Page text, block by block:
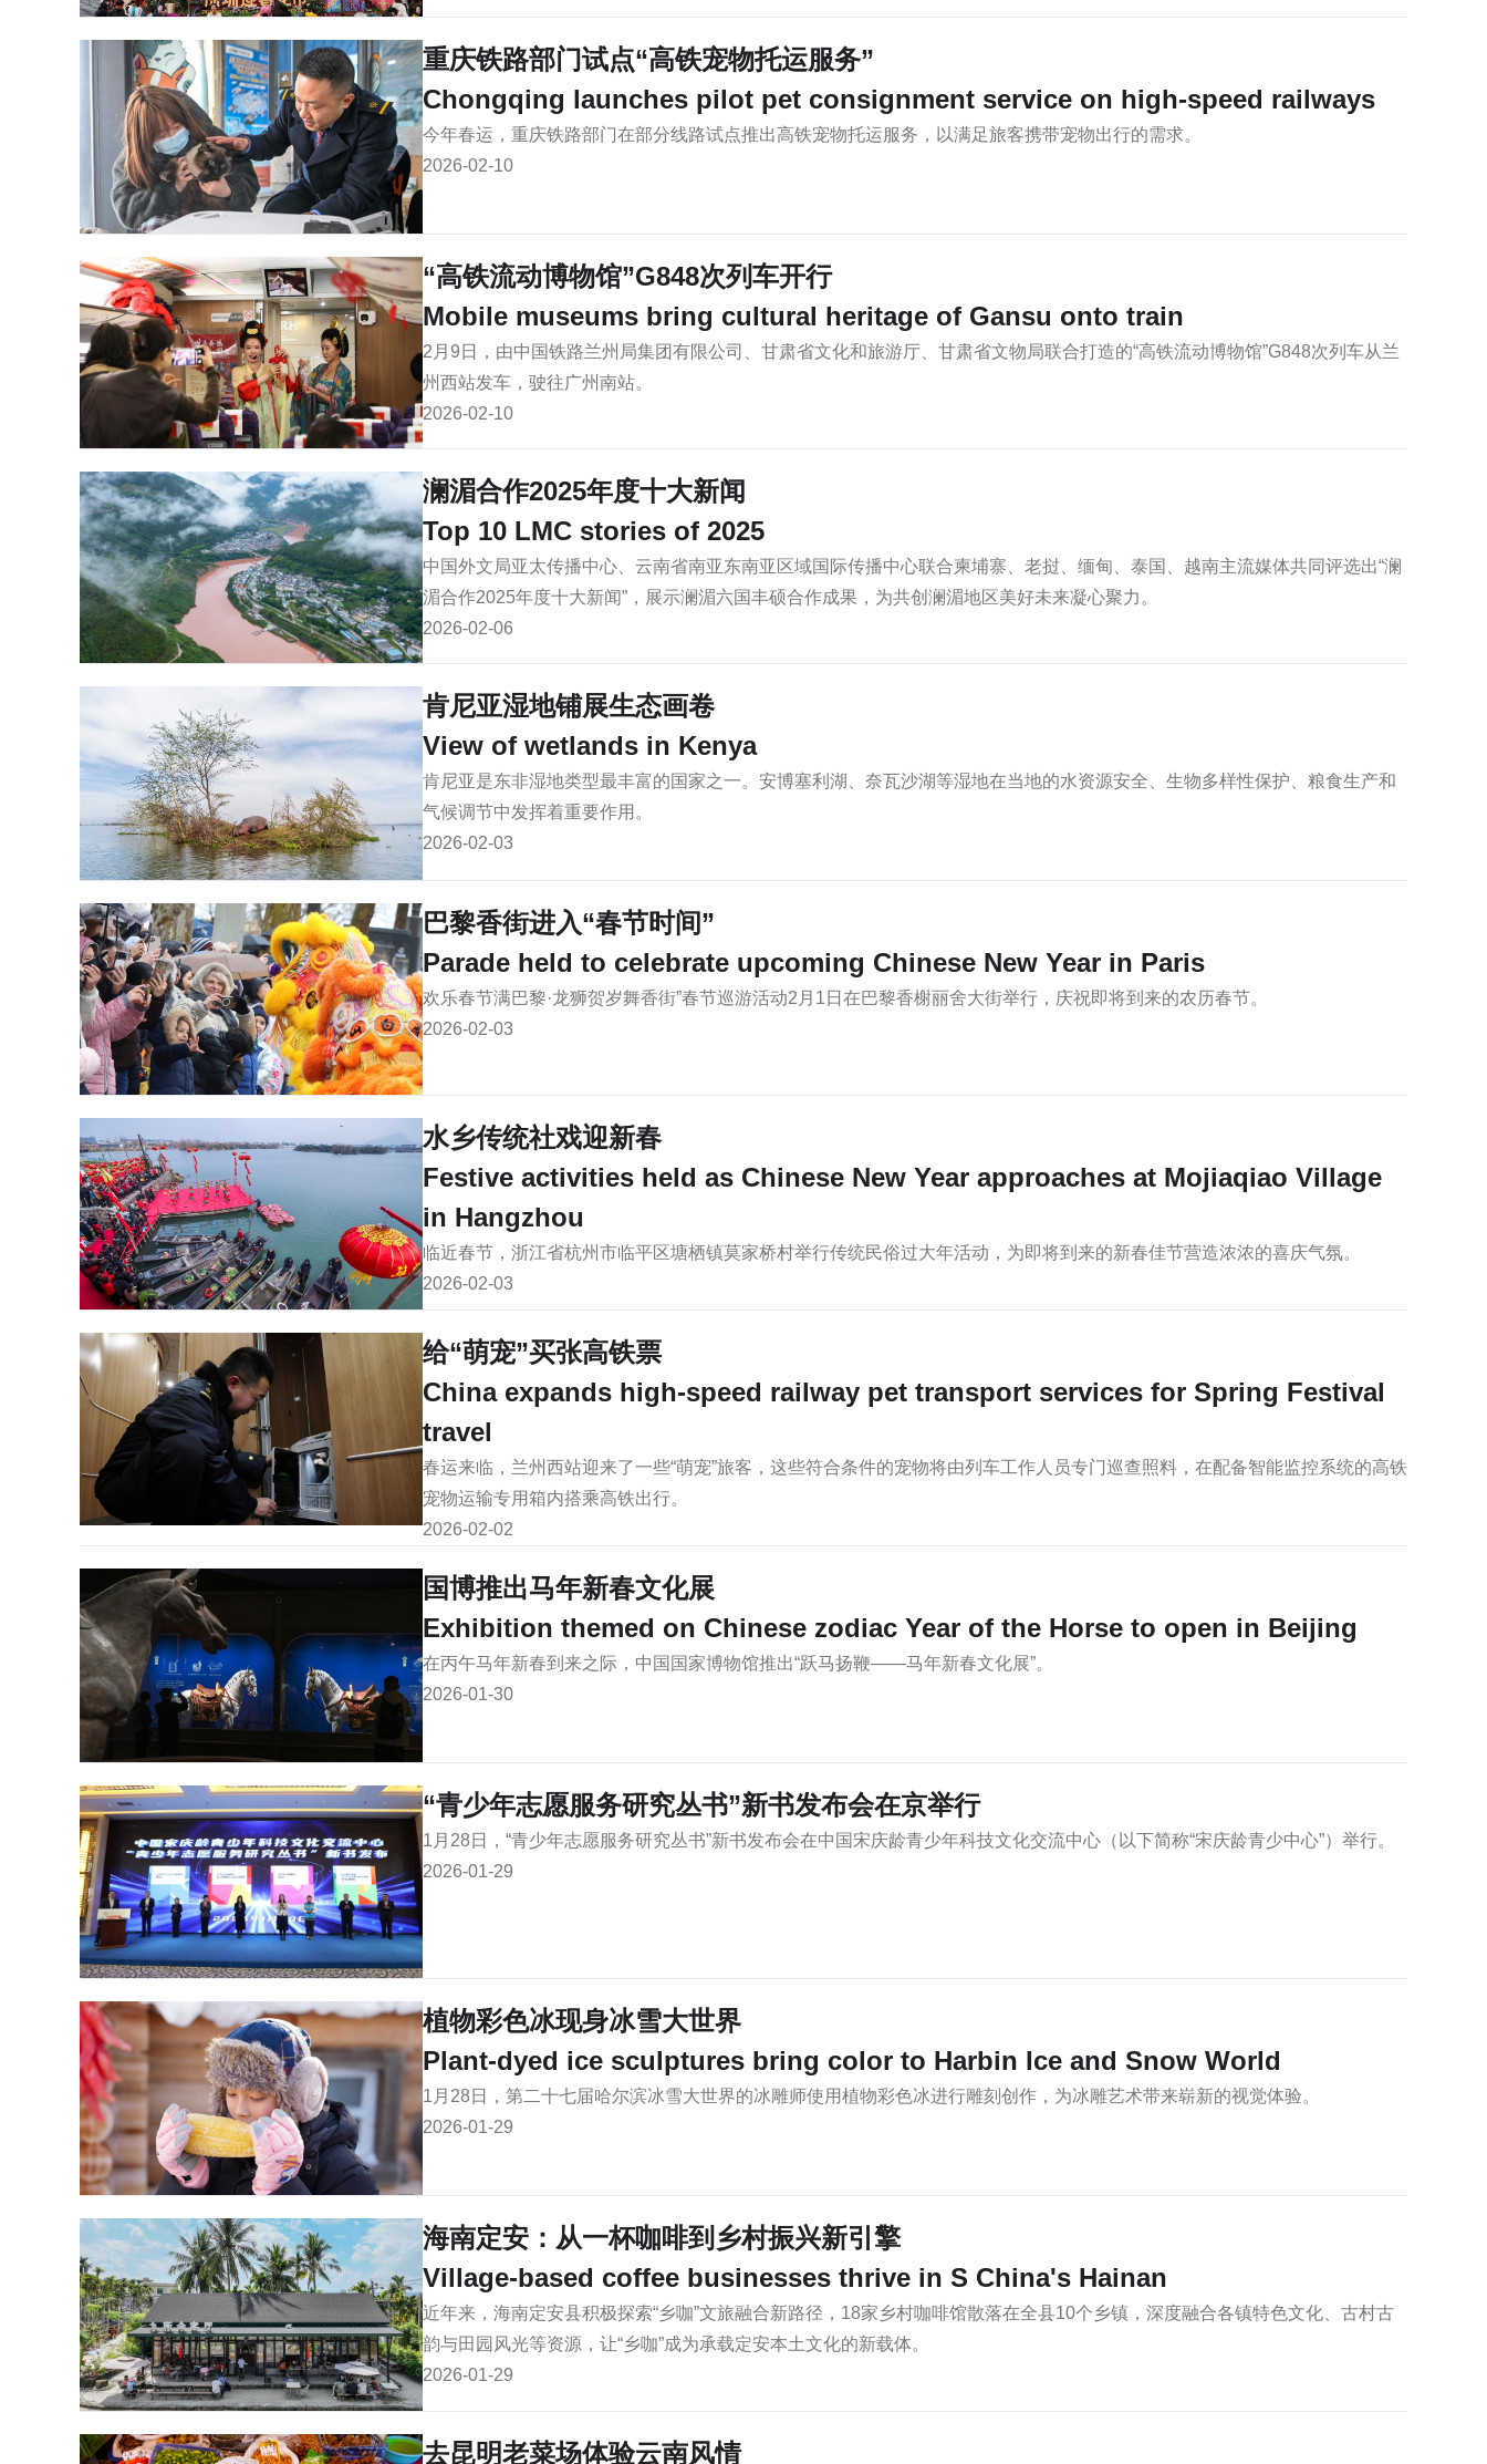
重庆铁路部门试点“高铁宠物托运服务”
Chongqing launches pilot pet consignment service on high-speed railways
今年春运，重庆铁路部门在部分线路试点推出高铁宠物托运服务，以满足旅客携带宠物出行的需求。
2026-02-10
“高铁流动博物馆”G848次列车开行
Mobile museums bring cultural heritage of Gansu onto train
2月9日，由中国铁路兰州局集团有限公司、甘肃省文化和旅游厅、甘肃省文物局联合打造的“高铁流动博物馆”G848次列车从兰
州西站发车，驶往广州南站。
2026-02-10
澜湄合作2025年度十大新闻
Top 10 LMC stories of 2025
中国外文局亚太传播中心、云南省南亚东南亚区域国际传播中心联合柬埔寨、老挝、缅甸、泰国、越南主流媒体共同评选出“澜
湄合作2025年度十大新闻”，展示澜湄六国丰硕合作成果，为共创澜湄地区美好未来凝心聚力。
2026-02-06
肯尼亚湿地铺展生态画卷
View of wetlands in Kenya
肯尼亚是东非湿地类型最丰富的国家之一。安博塞利湖、奈瓦沙湖等湿地在当地的水资源安全、生物多样性保护、粮食生产和
气候调节中发挥着重要作用。
2026-02-03
巴黎香街进入“春节时间”
Parade held to celebrate upcoming Chinese New Year in Paris
欢乐春节满巴黎·龙狮贺岁舞香街”春节巡游活动2月1日在巴黎香榭丽舍大街举行，庆祝即将到来的农历春节。
2026-02-03
水乡传统社戏迎新春
Festive activities held as Chinese New Year approaches at Mojiaqiao Village
in Hangzhou
临近春节，浙江省杭州市临平区塘栖镇莫家桥村举行传统民俗过大年活动，为即将到来的新春佳节营造浓浓的喜庆气氛。
2026-02-03
给“萌宠”买张高铁票
China expands high-speed railway pet transport services for Spring Festival
travel
春运来临，兰州西站迎来了一些“萌宠”旅客，这些符合条件的宠物将由列车工作人员专门巡查照料，在配备智能监控系统的高铁
宠物运输专用箱内搭乘高铁出行。
2026-02-02
国博推出马年新春文化展
Exhibition themed on Chinese zodiac Year of the Horse to open in Beijing
在丙午马年新春到来之际，中国国家博物馆推出“跃马扬鞭——马年新春文化展”。
2026-01-30
“青少年志愿服务研究丛书”新书发布会在京举行
1月28日，“青少年志愿服务研究丛书”新书发布会在中国宋庆龄青少年科技文化交流中心（以下简称“宋庆龄青少中心”）举行。
2026-01-29
植物彩色冰现身冰雪大世界
Plant-dyed ice sculptures bring color to Harbin Ice and Snow World
1月28日，第二十七届哈尔滨冰雪大世界的冰雕师使用植物彩色冰进行雕刻创作，为冰雕艺术带来崭新的视觉体验。
2026-01-29
海南定安：从一杯咖啡到乡村振兴新引擎
Village-based coffee businesses thrive in S China's Hainan
近年来，海南定安县积极探索“乡咖”文旅融合新路径，18家乡村咖啡馆散落在全县10个乡镇，深度融合各镇特色文化、古村古
韵与田园风光等资源，让“乡咖”成为承载定安本土文化的新载体。
2026-01-29
去昆明老菜场体验云南风情